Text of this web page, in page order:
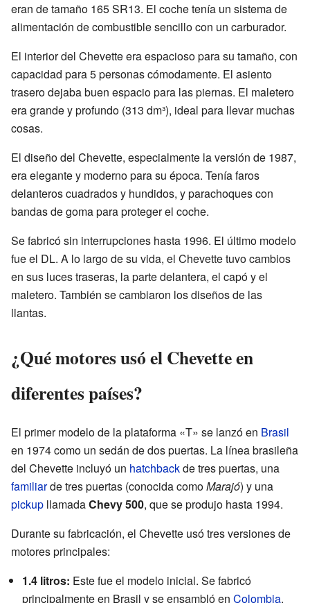
eran de tamaño 165 SR13. El coche tenía un sistema de
alimentación de combustible sencillo con un carburador.
El interior del Chevette era espacioso para su tamaño, con
capacidad para 5 personas cómodamente. El asiento
trasero dejaba buen espacio para las piernas. El maletero
era grande y profundo (313 dm³), ideal para llevar muchas
cosas.
El diseño del Chevette, especialmente la versión de 1987,
era elegante y moderno para su época. Tenía faros
delanteros cuadrados y hundidos, y parachoques con
bandas de goma para proteger el coche.
Se fabricó sin interrupciones hasta 1996. El último modelo
fue el DL. A lo largo de su vida, el Chevette tuvo cambios
en sus luces traseras, la parte delantera, el capó y el
maletero. También se cambiaron los diseños de las
llantas.
¿Qué motores usó el Chevette en
diferentes países?
El primer modelo de la plataforma «T» se lanzó en Brasil
en 1974 como un sedán de dos puertas. La línea brasileña
del Chevette incluyó un hatchbackde tres puertas, una
familiarde tres puertas (conocida comoMarajó) y una
pickup llamadaChevy 500, que se produjo hasta 1994.
Durante su fabricación, el Chevette usó tres versiones de
motores principales:
1.4 litros: Este fue el modelo inicial. Se fabricó
principalmente en Brasil y se ensambló en Colombia,